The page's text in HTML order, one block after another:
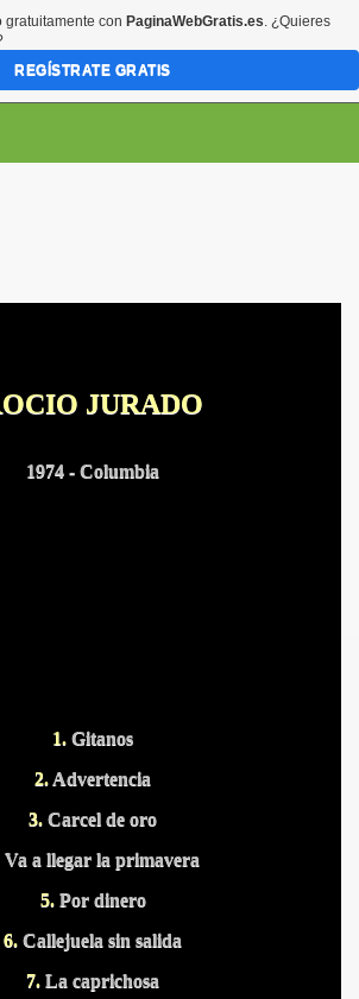
JURADO
1974 - Columbia
1. Gitanos
2. Advertencia
3. Carcel de oro
Va a llegar la primavera
5.Por dinero
6. Callejuela sin salida
7. La caprichosa
gratuitamente con PaginaWebGratis.es. ¿Quieres
REGÍSTRATE GRATIS